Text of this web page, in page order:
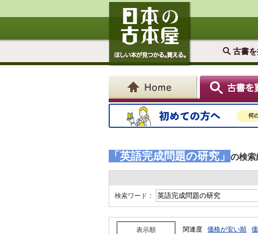
古書
「英語完成問題の研究」 の検索
検索ワード：
表示順 関連度 価格が安い順